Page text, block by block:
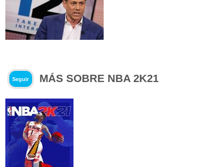
Seguir MÁS SOBRE NBA 2K21